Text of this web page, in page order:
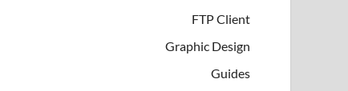
FTP Client
Graphic Design
Guides